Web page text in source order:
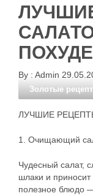
By : Admin
Золотые
ЛУЧШИЕ
1. Очищающий
Чудесный салат,
шлаки и
полезное блюдо